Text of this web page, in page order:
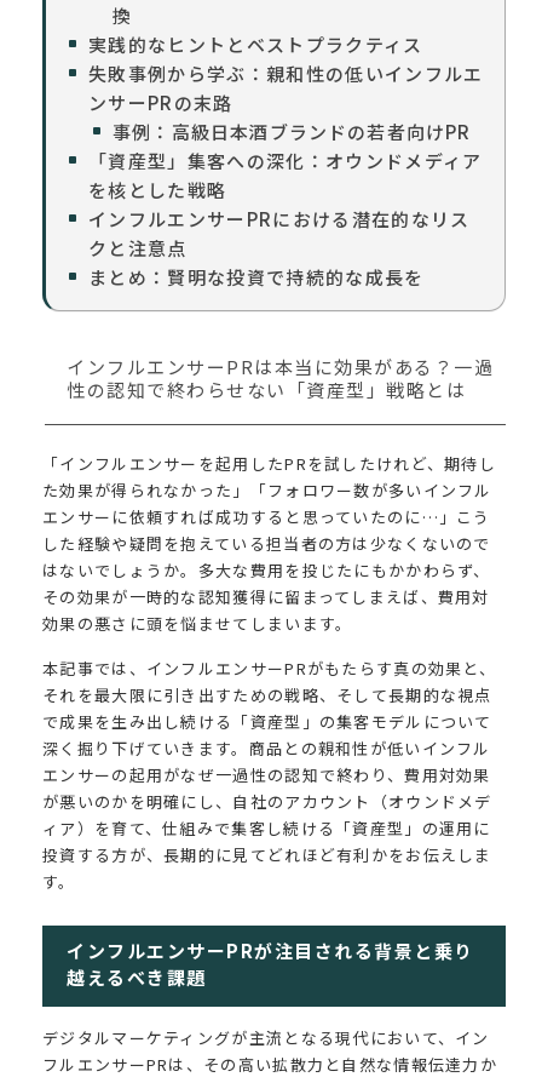
換
実践的なヒントとベストプラクティス
失敗事例から学ぶ：親和性の低いインフルエ
ンサーPRの末路
事例：高級日本酒ブランドの若者向けPR
「資産型」集客への深化：オウンドメディア
を核とした戦略
インフルエンサーPRにおける潜在的なリス
クと注意点
まとめ：賢明な投資で持続的な成長を
インフルエンサーPRは本当に効果がある？一過
性の認知で終わらせない「資産型」戦略とは
「インフルエンサーを起用したPRを試したけれど、期待し
た効果が得られなかった」「フォロワー数が多いインフル
エンサーに依頼すれば成功すると思っていたのに…」こう
した経験や疑問を抱えている担当者の方は少なくないので
はないでしょうか。多大な費用を投じたにもかかわらず、
その効果が一時的な認知獲得に留まってしまえば、費用対
効果の悪さに頭を悩ませてしまいます。
本記事では、インフルエンサーPRがもたらす真の効果と、
それを最大限に引き出すための戦略、そして長期的な視点
で成果を生み出し続ける「資産型」の集客モデルについて
深く掘り下げていきます。商品との親和性が低いインフル
エンサーの起用がなぜ一過性の認知で終わり、費用対効果
が悪いのかを明確にし、自社のアカウント（オウンドメデ
ィア）を育て、仕組みで集客し続ける「資産型」の運用に
投資する方が、長期的に見てどれほど有利かをお伝えしま
す。
インフルエンサーPRが注目される背景と乗り
越えるべき課題
デジタルマーケティングが主流となる現代において、イン
フルエンサーPRは、その高い拡散力と自然な情報伝達力か